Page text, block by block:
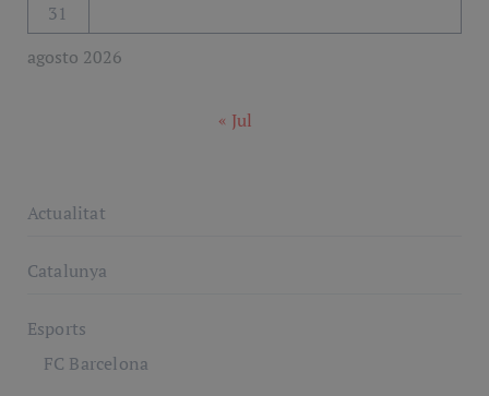
agosto 2026
31
« Jul
Actualitat
Catalunya
Esports
FC Barcelona